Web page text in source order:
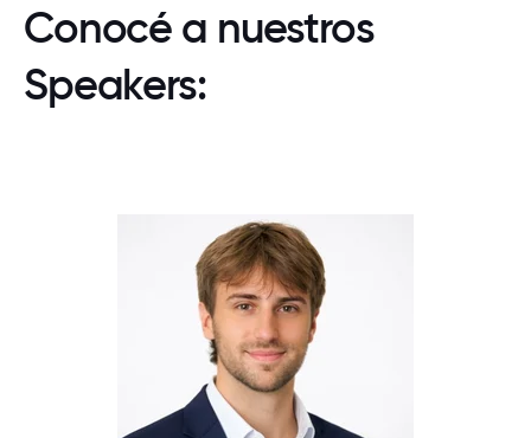
Conocé a nuestros
Speakers: